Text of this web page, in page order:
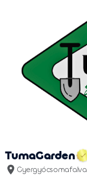
TumaGarden
Gyergyócsomafalva